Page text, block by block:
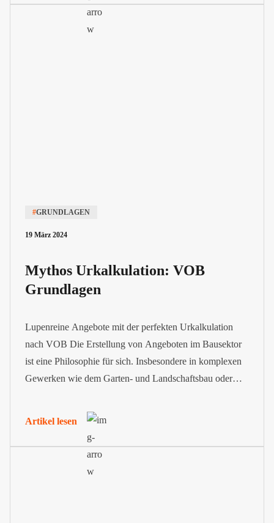
#GRUNDLAGEN
19 März 2024
Mythos Urkalkulation: VOB
Grundlagen
Lupenreine Angebote mit der perfekten Urkalkulation
nach VOB Die Erstellung von Angeboten im Bausektor
ist eine Philosophie für sich. Insbesondere in komplexen
Gewerken wie dem Garten- und Landschaftsbau oder
Urkalkulation, um Einheitspreise zu ermitteln und
Auftraggeber in seiner Ausschreibung gefordert. Wir...
Artikel lesen